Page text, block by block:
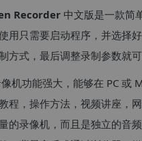
Recorder 中文版是一款简
用只需要启动程序，并选择
方式，最后调整录制参数就
机功能强大，能够在 PC 或
程，操作方法，视频讲座，
的录像机，而且是独立的音